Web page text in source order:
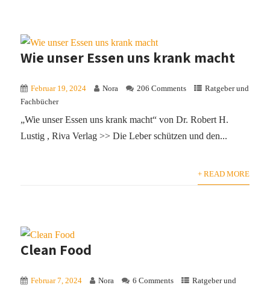
Wie unser Essen uns krank macht
Februar 19, 2024 Nora 206 Comments
Ratgeber und
Fachbücher
„Wie unser Essen uns krank macht“ von Dr. Robert H.
Lustig , Riva Verlag >> Die Leber schützen und den...
+ READ MORE
Clean Food
Februar 7, 2024 Nora 6 Comments
Ratgeber und